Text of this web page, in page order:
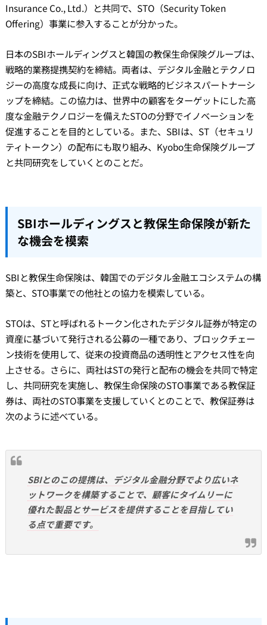
Insurance Co., Ltd.）と共同で、STO（Security Token
Offering）事業に参入することが分かった。
日本のSBIホールディングスと韓国の教保生命保険グループは、
戦略的業務提携契約を締結。両者は、デジタル金融とテクノロ
ジーの高度な成長に向け、正式な戦略的ビジネスパートナーシ
ップを締結。この協力は、世界中の顧客をターゲットにした高
度な金融テクノロジーを備えたSTOの分野でイノベーションを
促進することを目的としている。また、SBIは、ST（セキュリ
ティトークン）の配布にも取り組み、Kyobo生命保険グループ
と共同研究をしていくとのことだ。
SBIホールディングスと教保生命保険が新た
な機会を模索
SBIと教保生命保険は、韓国でのデジタル金融エコシステムの構
築と、STO事業での他社との協力を模索している。
STOは、STと呼ばれるトークン化されたデジタル証券が特定の
資産に基づいて発行される公募の一種であり、ブロックチェー
ン技術を使用して、従来の投資商品の透明性とアクセス性を向
上させる。さらに、両社はSTの発行と配布の機会を共同で特定
し、共同研究を実施し、教保生命保険のSTO事業である教保証
券は、両社のSTO事業を支援していくとのことで、教保証券は
次のように述べている。
SBIとのこの提携は、デジタル金融分野でより広いネ
ットワークを構築することで、顧客にタイムリーに
優れた製品とサービスを提供することを目指してい
る点で重要です。